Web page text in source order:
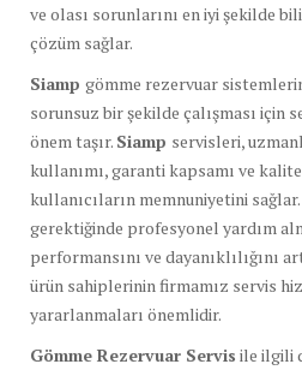
ve olası sorunlarını en iyi şekilde
çözüm sağlar.
Siamp gömme rezervuar
sorunsuz bir şekilde çalışması için
önem taşır. Siamp servisleri,
kullanımı, garanti kapsamı ve
kullanıcıların memnuniyetini
gerektiğinde profesyonel yardım
performansını ve dayanıklılığını
ürün sahiplerinin firmamız servis
yararlanmaları önemlidir.
Gömme Rezervuar Servis ile ilgili